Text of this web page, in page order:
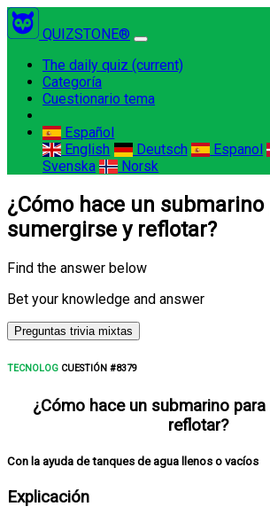
QUIZSTONE®
The daily quiz (current)
Categoría
Cuestionario tema
Español
English
Deutsch Espanol
Svenska
Norsk
¿Cómo hace un submarino
sumergirse y reflotar?
Find the answer below
Bet your knowledge and answer
Preguntas trivia mixtas
TECNOLOG CUESTIÓN #8379
¿Cómo hace un submarino
reflotar?
Con la ayuda de tanques de agua llenos o vacíos
Explicación